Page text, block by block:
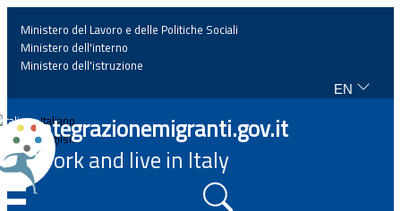
Home
News
Ministero del Lavoro e delle Politiche Sociali
Ministero dell'interno
Ministero dell'istruzione
EN
Italiano
English
Integrazionemigranti.gov.it
Work and live in Italy